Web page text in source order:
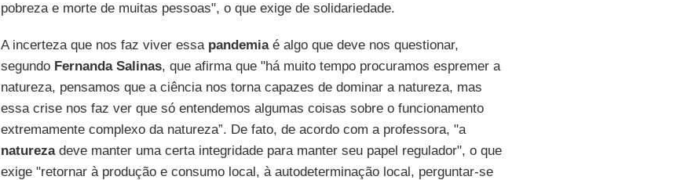
pobreza e morte de muitas pessoas", o que exige de solidariedade.
A incerteza que nos faz viver essa pandemiaé algo que deve nos questionar,
segundo Fernanda Salinas, que afirma que "há muito tempo procuramos espremer a
natureza, pensamos que a ciência nos torna capazes de dominar a natureza, mas
essa crise nos faz ver que só entendemos algumas coisas sobre o funcionamento
extremamente complexo da natureza”. De fato, de acordo com a professora, "a
naturezadeve manter uma certa integridade para manter seu papel regulador", o que
exige "retornar à produção e consumo local, à autodeterminação local, perguntar-se